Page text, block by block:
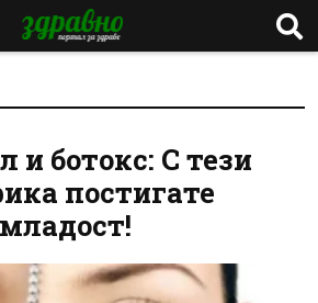
и ботокс: С тези
постигате